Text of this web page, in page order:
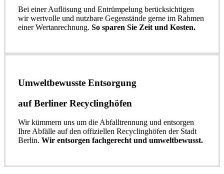
Bei einer Auflösung und Entrümpelung berücksichtigen
wir wertvolle und nutzbare Gegenstände gerne im Rahmen
einer Wertanrechnung. So sparen Sie Zeit und Kosten.
Umweltbewusste Entsorgung
auf Berliner Recyclinghöfen​
Wir kümmern uns um die Abfalltrennung und entsorgen
Ihre Abfälle auf den offiziellen Recyclinghöfen der Stadt
Berlin. Wir entsorgen fachgerecht und umweltbewusst.